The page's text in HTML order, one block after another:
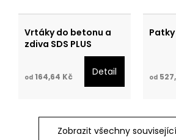
Vrtáky do betonu a
zdiva SDS PLUS
od 164,64 Kč Detail od
Zobrazit všechny